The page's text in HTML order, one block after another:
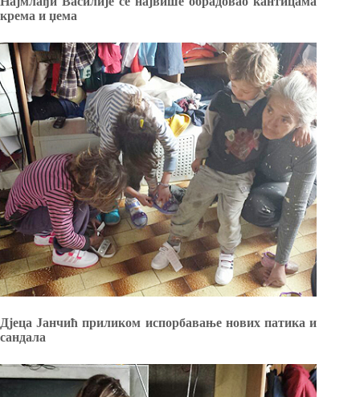
крема и џема
Дјеца Јанчић приликом испорбавање нових патика и
сандала